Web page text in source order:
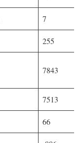
7
255
7843
7513
66